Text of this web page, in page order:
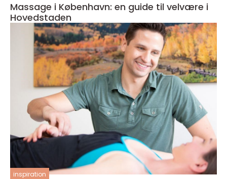
Massage i København: en guide til velvære i
Hovedstaden
inspiration